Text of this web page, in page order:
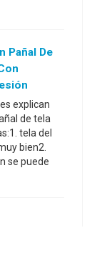
Pañal De
explican
de tela
tela del
bien2.
se puede